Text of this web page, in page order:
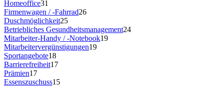
Homeoffice31
Firmenwagen / -Fahrrad26
Duschmöglichkeit25
Betriebliches Gesundheitsmanagement24
Mitarbeiter-Handy / -Notebook19
Mitarbeitervergünstigungen19
Sportangebote18
Barrierefreiheit17
Prämien17
Essenszuschuss15